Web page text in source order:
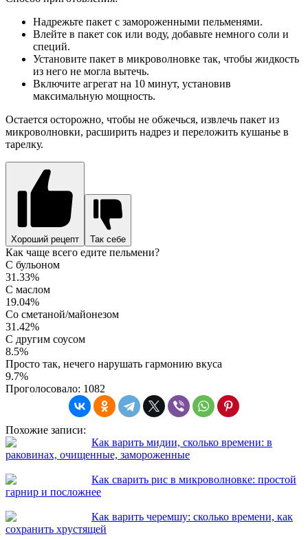
Надрежьте пакет с замороженными пельменями.
Влейте в пакет сок или воду, добавьте немного соли и
специй.
Установите пакет в микроволновке так, чтобы жидкость
из него не могла вытечь.
Включите агрегат на 10 минут, установив
максимальную мощность.
Остается осторожно, чтобы не обжечься, извлечь пакет из
микроволновки, расширить надрез и переложить кушанье в
тарелку.
Хороший рецепт Так себе
Как чаще всего едите пельмени?
С бульоном
31.33%
С маслом
19.04%
Со сметаной/майонезом
31.42%
С другим соусом
8.5%
Просто так, нечего нарушать гармонию вкуса
9.7%
Проголосовало: 1082
Похожие записи:
Как варить мидии, сколько времени: в
раковинах, очищенные, замороженные
Как сварить рис в микроволновке: простой
гарнир и посложнее
Как варить черемшу: сколько времени, как
сохранить хрустящей